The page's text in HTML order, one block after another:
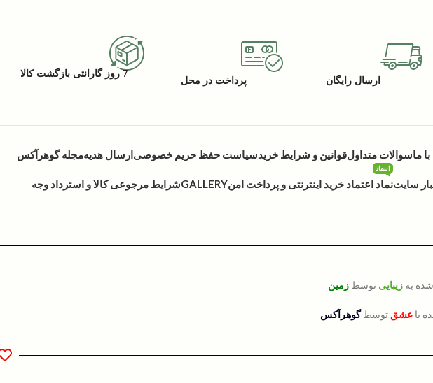
ارسال رایگان پرداخت در محل
7 روز گارانتی بازگشت کالا
ماسوالات متداولقوانین و شرایط خریدسیاست حفظ حریم خصوصیارسال هدیهمجله گوهرآکس
سایتنماد اعتماد خرید اینترنتی و پرداخت امن
اینماد
GALLERYشرایط مرجوعی کالا و استرداد وجه
بهزیبایی توسطزمین
باعشقتوسطگوهرآکس